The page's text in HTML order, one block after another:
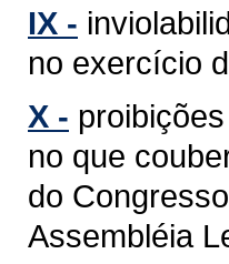
IX -
no exercício
X -
no que
do
Assembléia